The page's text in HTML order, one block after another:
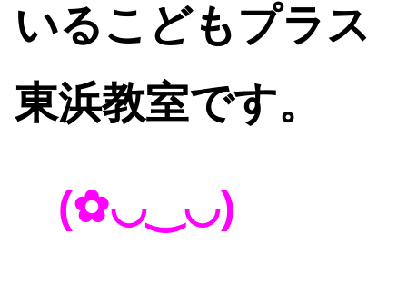
いるこどもプラス
東浜教室です。
(✿◡‿◡)